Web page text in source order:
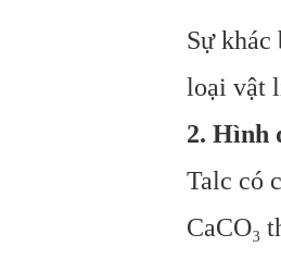
Sự khác
loại vật
2. Hình
Talc có
CaCO₃